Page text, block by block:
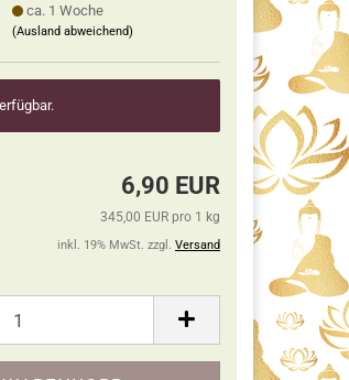
ca. 1 Woche
(Ausland abweichend)
6,90 EUR
345,00 EUR pro 1 kg
inkl. 19% MwSt. zzgl. Versand